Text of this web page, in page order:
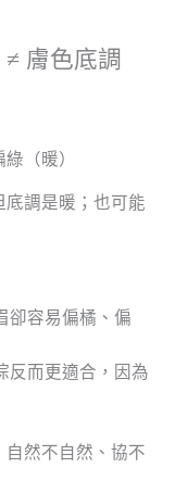
膚色底調
（暖）
調是暖；也可能
卻容易偏橘、偏
反而更適合，因為
自然不自然、協不